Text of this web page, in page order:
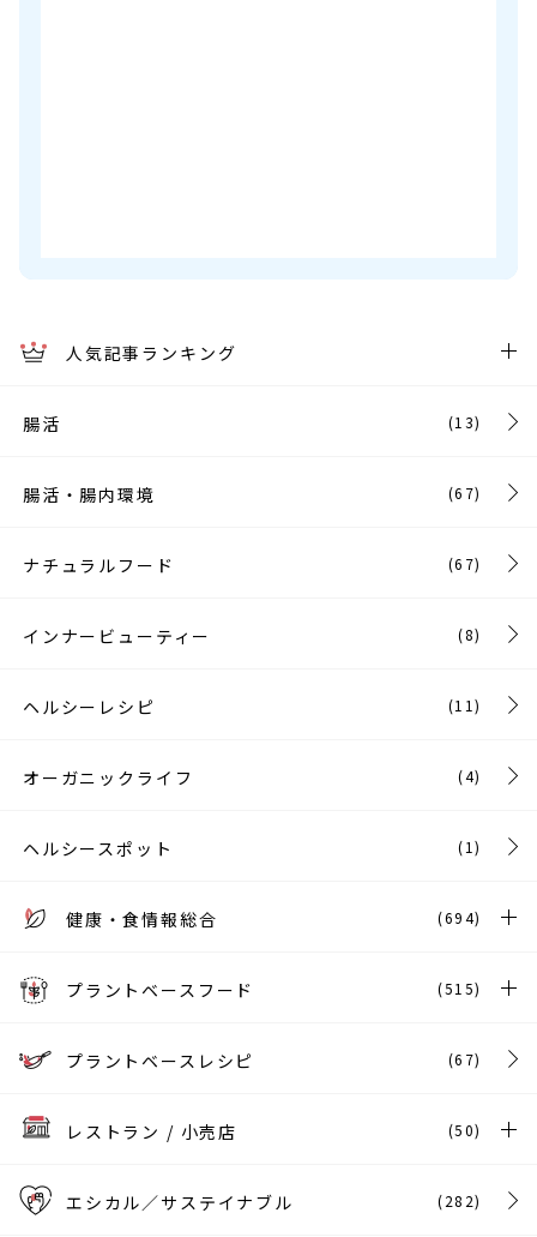
人気記事ランキング
腸活 (13)
腸活・腸内環境 (67)
ナチュラルフード (67)
インナービューティー (8)
ヘルシーレシピ (11)
オーガニックライフ (4)
ヘルシースポット (1)
健康・食情報総合 (694)
プラントベースフード (515)
プラントベースレシピ (67)
レストラン / 小売店 (50)
エシカル／サステイナブル (282)